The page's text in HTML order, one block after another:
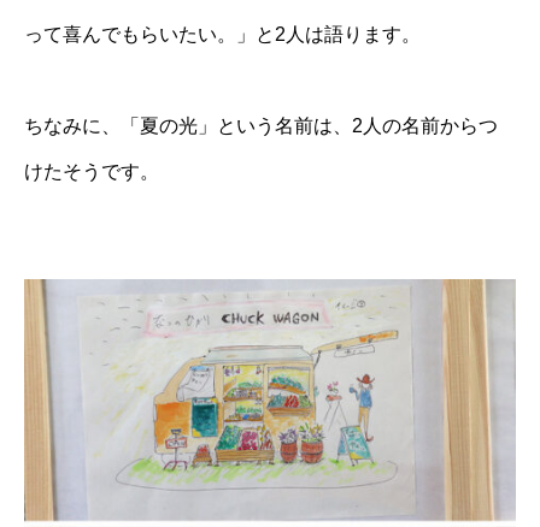
って喜んでもらいたい。」と2人は語ります。
ちなみに、「夏の光」という名前は、2人の名前からつ
けたそうです。